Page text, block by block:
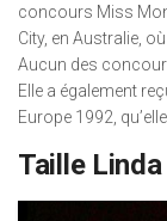
concours Miss
City, en Australie,
Aucun des
Elle a également
Europe 1992,
Taille